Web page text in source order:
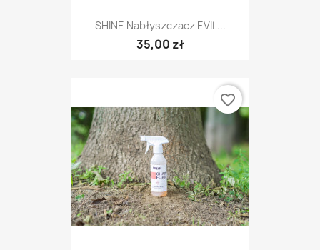
SHINE Nabłyszczacz EVIL...
35,00 zł
favorite_border